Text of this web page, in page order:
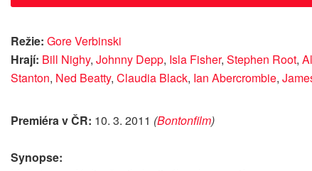
Režie: Gore Verbinski
Hrají: Bill Nighy, Johnny Depp, Isla Fisher, Stephen Root,
Stanton, Ned Beatty, Claudia Black, Ian Abercrombie,
Premiéra v ČR: 10. 3. 2011 (Bontonfilm)
Synopse: